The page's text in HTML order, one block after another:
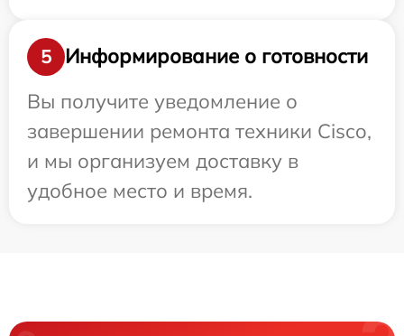
5
Информирование о готовности
Вы получите уведомление о
завершении ремонта техники Cisco,
и мы организуем доставку в
удобное место и время.